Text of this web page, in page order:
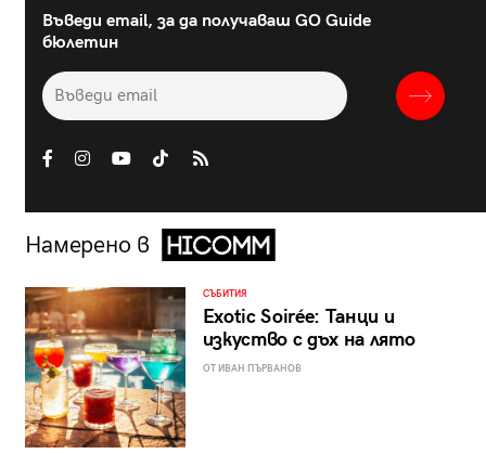
Въведи email, за да получаваш GO Guide
бюлетин
Намерено в
СЪБИТИЯ
Exotic Soirée: Танци и
изкуство с дъх на лято
ОТ ИВАН ПЪРВАНОВ